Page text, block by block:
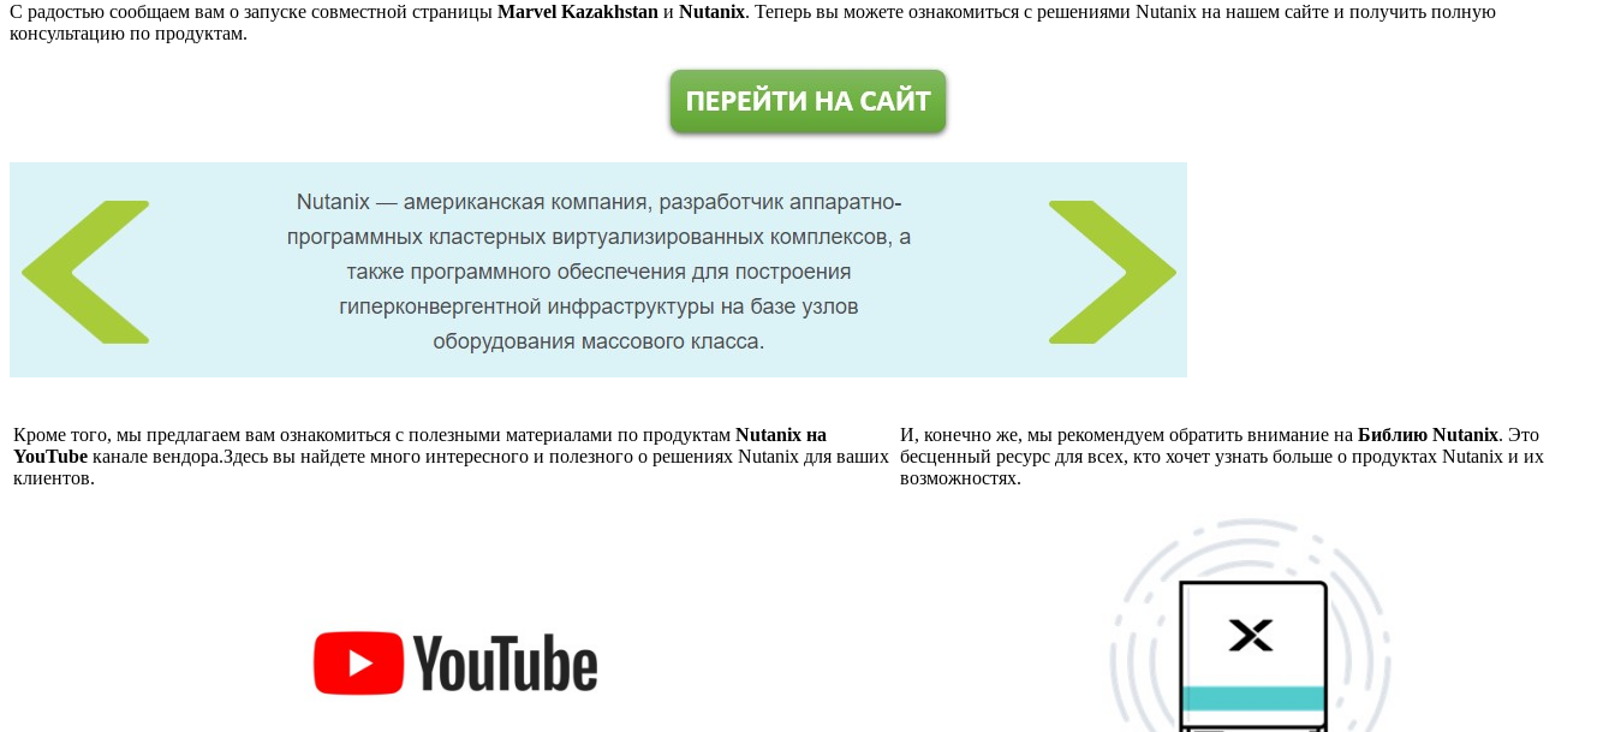
С радостью сообщаем вам о запуске совместной страницы Marvel Kazakhstan и Nutanix. Теперь вы можете ознакомиться с решениями Nutanix на нашем сайте и получить полную
консультацию по продуктам.
Кроме того, мы предлагаем вам ознакомиться с полезными материалами по продуктам Nutanix на
YouTube канале вендора.Здесь вы найдете много интересного и полезного о решениях Nutanix для ваших
клиентов.
И, конечно же, мы рекомендуем обратить внимание на Библию Nutanix. Это
бесценный ресурс для всех, кто хочет узнать больше о продуктах Nutanix и их
возможностях.